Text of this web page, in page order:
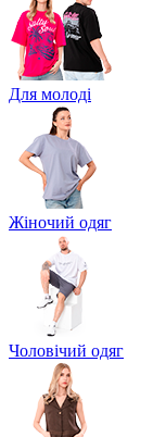
Для молоді
Жіночий одяг
Чоловічий одяг